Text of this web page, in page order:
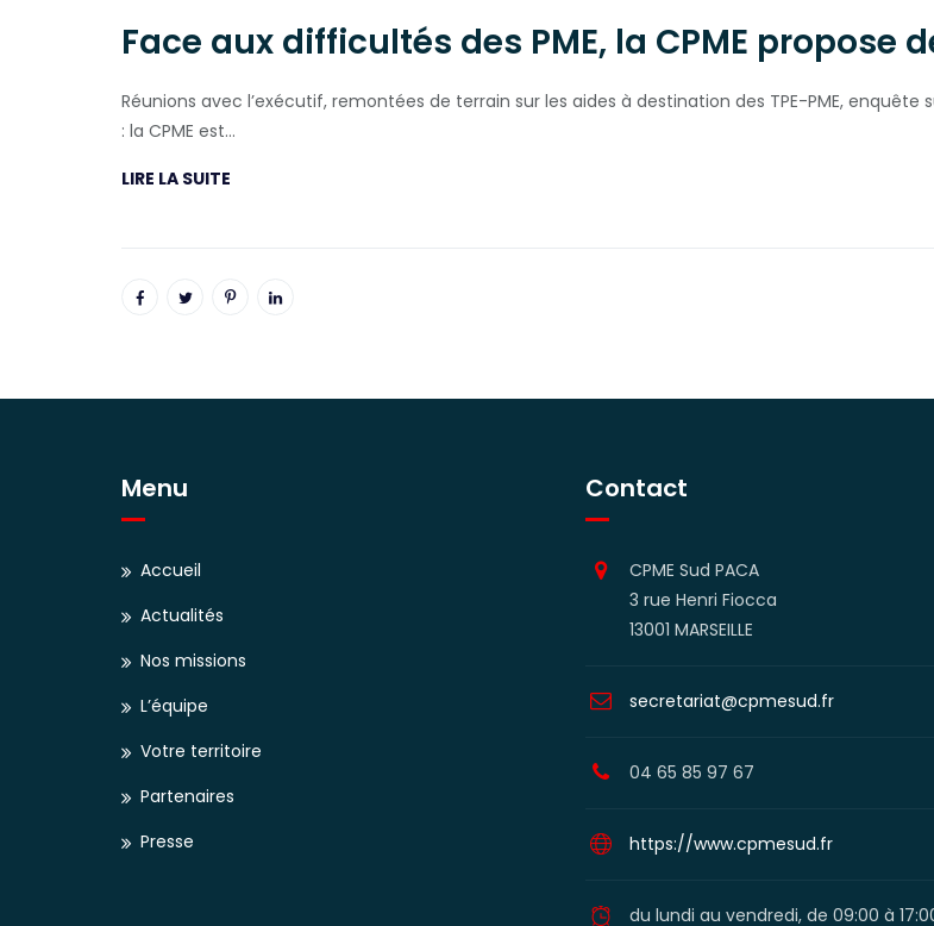
Face aux difficultés des PME, la CPME
Réunions avec l’exécutif, remontées de terrain sur les aides à destination des TPE-PME,
: la CPME est…
LIRE LA SUITE
Menu
Accueil
Actualités
Nos missions
L’équipe
Votre territoire
Partenaires
Presse
Contact
CPME Sud PACA
3 rue Henri Fiocca
13001 MARSEILLE
secretariat@cpmesud.fr
04 65 85 97 67
https://www.cpmesud.fr
du lundi au vendredi, de 09:00 à